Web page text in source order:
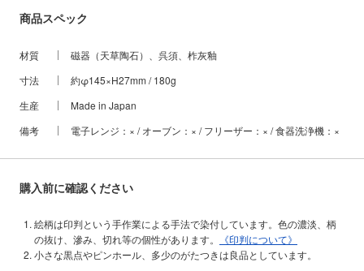
商品スペック
材質
磁器（天草陶石）、呉須、柞灰釉
寸法
約φ145×H27mm / 180g
生産
Made in Japan
備考
電子レンジ：× / オーブン：× / フリーザー：× / 食器洗浄機：×
購入前に確認ください
絵柄は印判という手作業による手法で染付しています。色の濃淡、柄
の抜け、滲み、切れ等の個性があります。
《印判について》
小さな黒点やピンホール、多少のがたつきは良品としています。